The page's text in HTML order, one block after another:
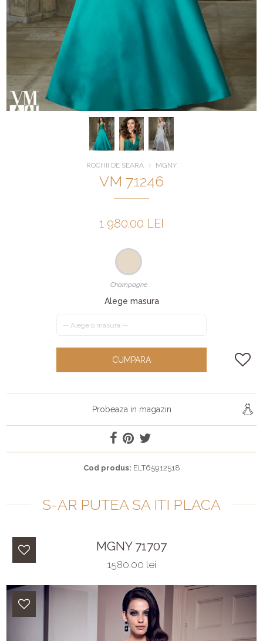
ROCHII DE SEARA MGNY
VM 71246
1 980.00 LEI
Champagne
Alege masura
CUMPARA
Probeaza in magazin
Cod produs: ELT65912518
S-AR PUTEA SA ITI PLACA
MGNY 71707
1580.00 lei